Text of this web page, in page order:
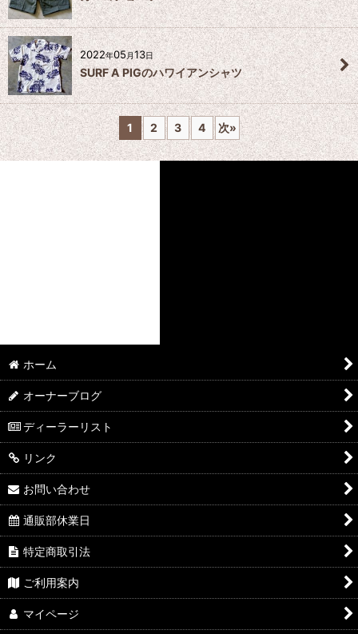
2022年05月13日
SURF A PIGのハワイアンシャツ
1 2 3 4 次»
ホーム
オーナーブログ
ディーラーリスト
リンク
お問い合わせ
通販部休業日
特定商取引法
ご利用案内
マイページ